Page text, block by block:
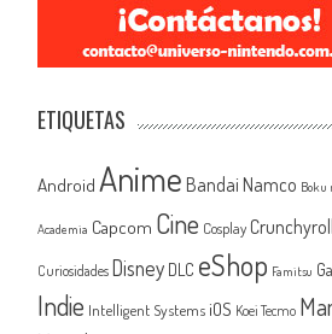
ETIQUETAS
Android Anime Bandai Namco Boku
Academia Capcom Cine Cosplay Crunchyroll
Curiosidades Disney DLC eShop Famitsu
Indie Intelligent Systems iOS Koei Tecmo